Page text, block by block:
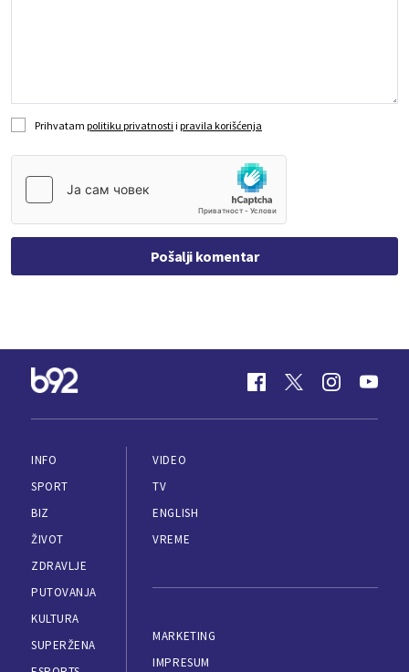
Prihvatam politiku privatnosti i pravila korišćenja
Pošalji komentar
INFO
SPORT
BIZ
ŽIVOT
ZDRAVLJE
PUTOVANJA
KULTURA
SUPERŽENA
VIDEO
TV
ENGLISH
VREME
MARKETING
IMPRESUM